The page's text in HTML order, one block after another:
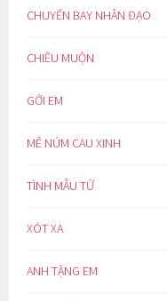
CHUYẾN BAY NHÂN ĐẠO
CHIỀU MUỘN
GỞI EM
MÊ NÚM CAU XINH
TÌNH MẪU TỬ
XÓT XA
ANH TẶNG EM